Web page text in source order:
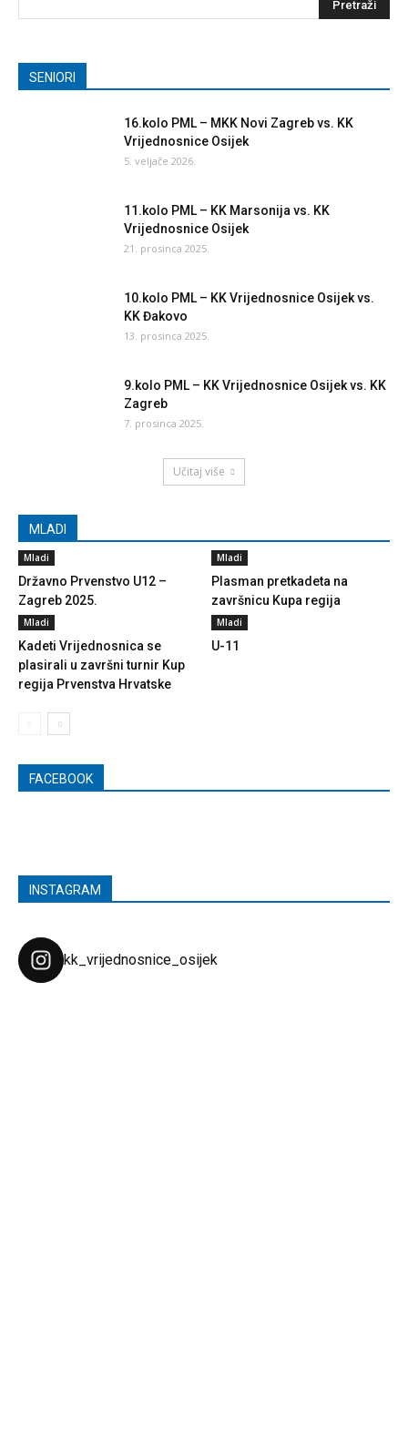
SENIORI
16.kolo PML – MKK Novi Zagreb vs. KK
Vrijednosnice Osijek
5. veljače 2026.
11.kolo PML – KK Marsonija vs. KK
Vrijednosnice Osijek
21. prosinca 2025.
10.kolo PML – KK Vrijednosnice Osijek vs.
KK Đakovo
13. prosinca 2025.
9.kolo PML – KK Vrijednosnice Osijek vs. KK
Zagreb
7. prosinca 2025.
Učitaj više
MLADI
Mladi
Državno Prvenstvo U12 –
Zagreb 2025.
Mladi
Plasman pretkadeta na
završnicu Kupa regija
Mladi
Kadeti Vrijednosnica se
plasirali u završni turnir Kup
regija Prvenstva Hrvatske
Mladi
U-11
FACEBOOK
INSTAGRAM
kk_vrijednosnice_osijek